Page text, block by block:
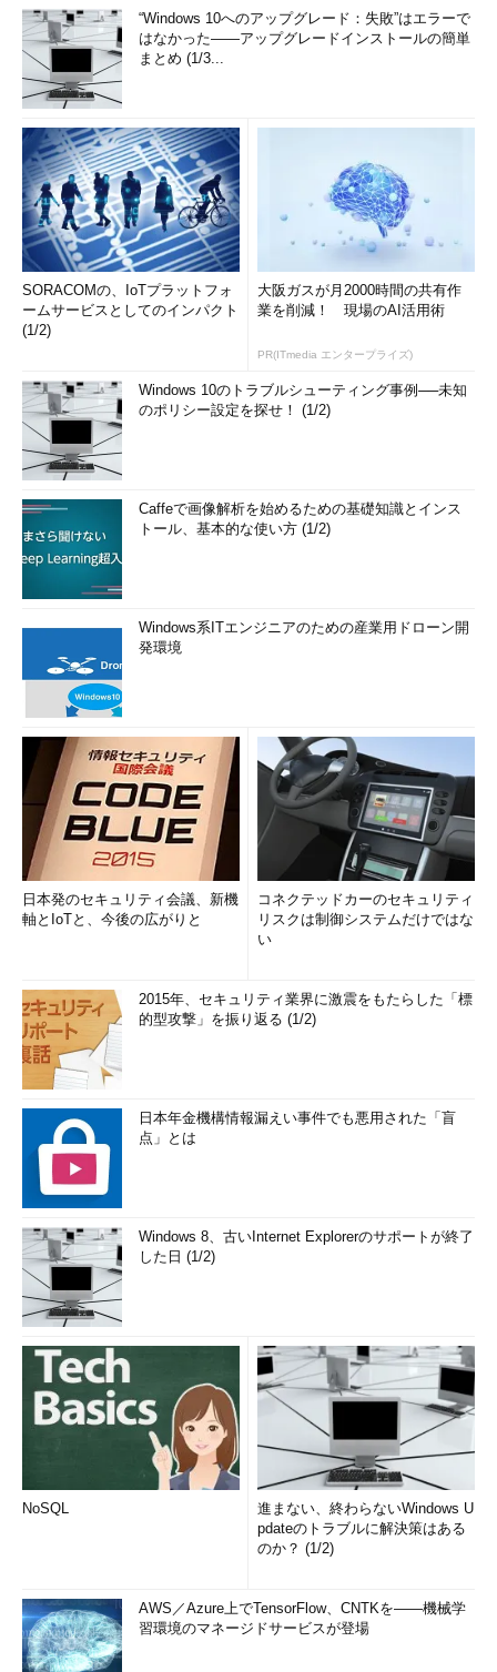
“Windows 10へのアップグレード：失敗”はエラーで
はなかった――アップグレードインストールの簡単
まとめ (1/3...
SORACOMの、IoTプラットフォ
ームサービスとしてのインパクト
(1/2)
大阪ガスが月2000時間の共有作
業を削減！ 現場のAI活用術
PR(ITmedia エンタープライズ)
Windows 10のトラブルシューティング事例──未知
のポリシー設定を探せ！ (1/2)
Caffeで画像解析を始めるための基礎知識とインス
トール、基本的な使い方 (1/2)
Windows系ITエンジニアのための産業用ドローン開
発環境
日本発のセキュリティ会議、新機
軸とIoTと、今後の広がりと
コネクテッドカーのセキュリティ
リスクは制御システムだけではな
い
2015年、セキュリティ業界に激震をもたらした「標
的型攻撃」を振り返る (1/2)
日本年金機構情報漏えい事件でも悪用された「盲
点」とは
Windows 8、古いInternet Explorerのサポートが終了
した日 (1/2)
NoSQL
進まない、終わらないWindows U
pdateのトラブルに解決策はある
のか？ (1/2)
AWS／Azure上でTensorFlow、CNTKを――機械学
習環境のマネージドサービスが登場